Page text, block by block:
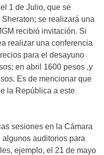
1 de Julio, que se
se realizará una
recibió invitación. Si
realizar una conferencia
para el desayuno
en abril 1600 pesos ,y
Es de mencionar que
la República a este
sesiones en la Cámara
auditorios para
ejemplo, el 21 de mayo